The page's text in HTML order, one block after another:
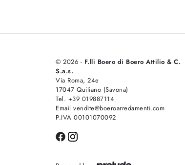
© 2026 - F.lli Boero di Boero Attilio & C.
S.a.s.
Via Roma, 24e
17047 Quiliano (Savona)
Tel. +39 019887114
Email vendite@boeroarredamenti.com
P.IVA 00101070092